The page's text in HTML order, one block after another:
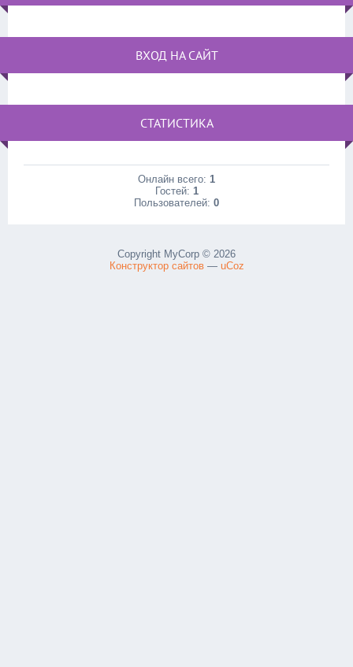
ВХОД НА САЙТ
СТАТИСТИКА
Онлайн всего: 1
Гостей: 1
Пользователей: 0
Copyright MyCorp © 2026
Конструктор сайтов— uCoz